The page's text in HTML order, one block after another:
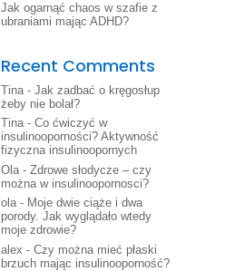
Jak ogarnąć chaos w szafie z
ubraniami mając ADHD?
Recent Comments
Tina- Jak zadbać o kręgosłup
żeby nie bolał?
Tina- Co ćwiczyć w
insulinooporności? Aktywność
fizyczna insulinoopornych
Ola- Zdrowe słodycze – czy
można w insulinoopornosci?
ola- Moje dwie ciąże i dwa
porody. Jak wyglądało wtedy
moje zdrowie?
alex - Czy można mieć płaski
brzuch mając insulinooporność?